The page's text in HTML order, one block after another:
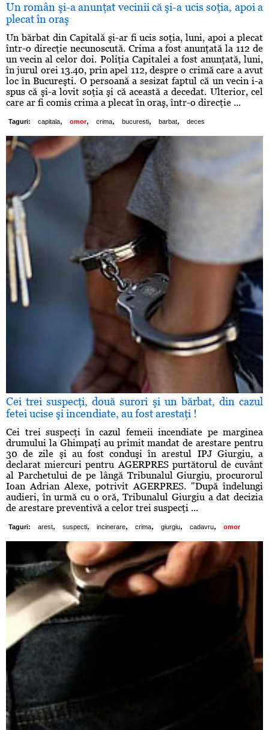
Un român şi-a anunţat vecinii că şi-a ucis soţia, apoi a
plecat în oraş
Un bărbat din Capitală şi-ar fi ucis soţia, luni, apoi a plecat
într-o direcţie necunoscută. Crima a fost anunţată la 112 de
un vecin al celor doi. Poliţia Capitalei a fost anunţată, luni,
în jurul orei 13.40, prin apel 112, despre o crimă care a avut
loc în Bucureşti. O persoană a sesizat faptul că un vecin i-a
spus că şi-a lovit soţia şi că această a decedat. Ulterior, cel
care ar fi comis crima a plecat în oraş, într-o direcţie ...
Taguri: capitala, omor, crima, bucuresti, barbat, deces
Cei trei suspecţi, două surori şi un bărbat, din cazul
fetei ucise şi incendiate, au fost arestaţi !
Cei trei suspecţi în cazul femeii incendiate pe marginea
drumului la Ghimpaţi au primit mandat de arestare pentru
30 de zile şi au fost conduşi în arestul IPJ Giurgiu, a
declarat miercuri pentru AGERPRES purtătorul de cuvânt
al Parchetului de pe lângă Tribunalul Giurgiu, procurorul
Ioan Adrian Alexe, potrivit AGERPRES. "După îndelungi
audieri, în urmă cu o oră, Tribunalul Giurgiu a dat decizia
de arestare preventivă a celor trei suspecţi ...
Taguri: arest, suspecti, incinerare, crima, giurgiu, cadavru, omor